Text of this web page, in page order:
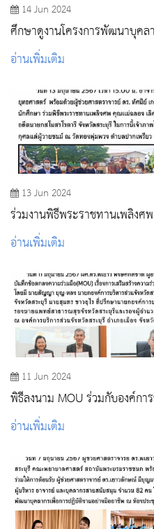
14 Jun 2024
ศึกษาดูงานโครงการพัฒนาบุคล
สมรรถนะสูง ณ วิทยาลัยพยาบา
อ่านเพิ่มเติม
13 Jun 2024
ร่วมงานพิธีพระราชทานเพลิง
อ่านเพิ่มเติม
11 Jun 2024
พิธีลงนาม MOU ร่วมกับองค์กา
อ่านเพิ่มเติม